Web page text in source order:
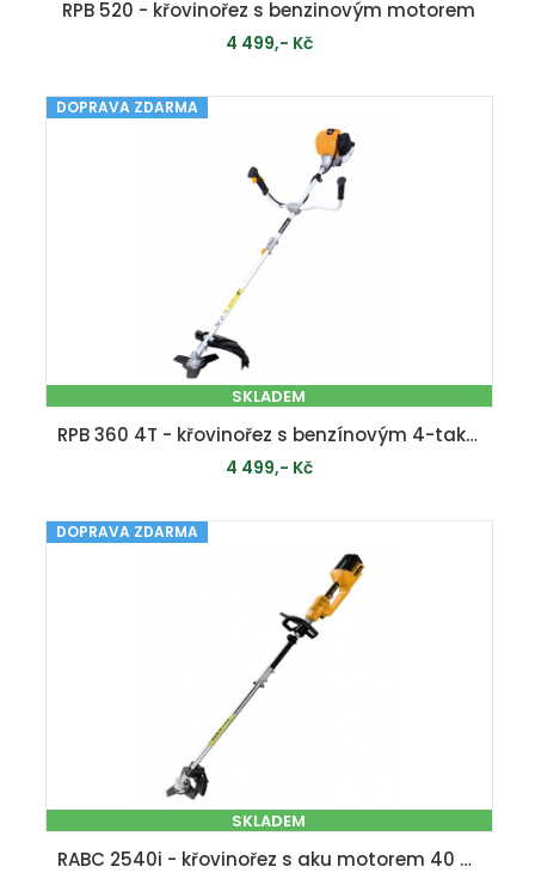
RPB 520 - křovinořez s benzinovým motorem
4 499,- Kč
DOPRAVA ZDARMA
SKLADEM
RPB 360 4T - křovinořez s benzínovým 4-taktním motorem 36 cm3
4 499,- Kč
DOPRAVA ZDARMA
SKLADEM
RABC 2540i - křovinořez s aku motorem 40 V (bez baterie a nabíječky)